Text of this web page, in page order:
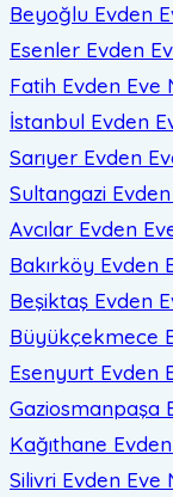
Beyoğlu Evden
Esenler Evden
Fatih Evden Eve
İstanbul Evden
Sarıyer Evden
Sultangazi
Avcılar Evden
Bakırköy Evden
Beşiktaş Evden
Büyükçekmece
Esenyurt Evden
Gaziosmanpaşa
Kağıthane
Silivri Evden Eve